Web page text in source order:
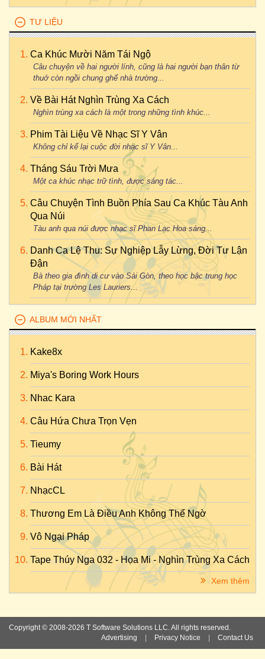
TƯ LIỆU
Ca Khúc Mười Năm Tái Ngộ
Câu chuyện về hai người lính, cũng là hai người bạn thân từ
thuở còn ngồi chung ghế nhà trường...
Về Bài Hát Nghìn Trùng Xa Cách
Nghìn trùng xa cách là một trong những tình khúc...
Phim Tài Liệu Về Nhạc Sĩ Y Vân
Không chỉ kể lại cuộc đời nhạc sĩ Y Vân...
Tháng Sáu Trời Mưa
Một ca khúc nhạc trữ tình, được sáng tác...
Câu Chuyện Tình Buồn Phía Sau Ca Khúc Tàu Anh
Qua Núi
Tàu anh qua núi được nhạc sĩ Phan Lạc Hoa sáng...
Danh Ca Lệ Thu: Sự Nghiệp Lẫy Lừng, Đời Tư Lận
Đận
Bà theo gia đình di cư vào Sài Gòn, theo học bậc trung học
Pháp tại trường Les Lauriers...
ALBUM MỚI NHẤT
Kake8x
Miya's Boring Work Hours
Nhac Kara
Câu Hứa Chưa Trọn Vẹn
Tieumy
Bài Hát
NhạcCL
Thương Em Là Điều Anh Không Thể Ngờ
Vô Ngại Pháp
Tape Thúy Nga 032 - Họa Mi - Nghìn Trùng Xa Cách
Xem thêm
Copyright © 2008-2026 T Software Solutions LLC. All rights reserved.
Advertising
Privacy Notice Contact Us